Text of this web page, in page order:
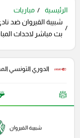
الرئيسية
مباريات
شبيبة القيروان ضد
بث مباشر لاحداث
الدوري التونسي
شبيبة القيروان